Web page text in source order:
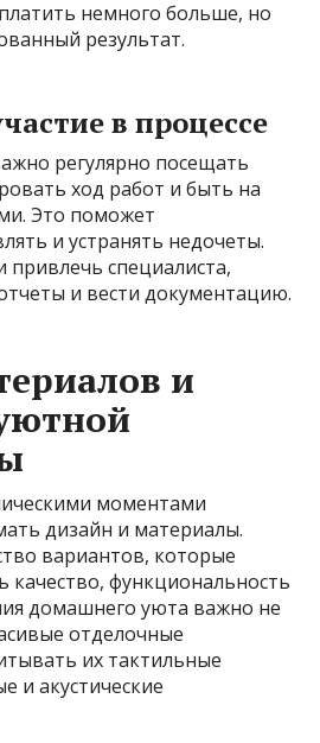
немного больше, но
результат.
в процессе
регулярно посещать
ход работ и быть на
Это поможет
и устранять недочеты.
специалиста,
и вести документацию.
и
моментами
дизайн и материалы.
вариантов, которые
качество, функциональность
домашнего уюта важно не
отделочные
их тактильные
и акустические